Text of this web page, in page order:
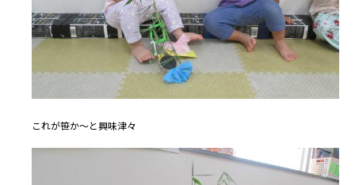
これが笹か～と興味津々